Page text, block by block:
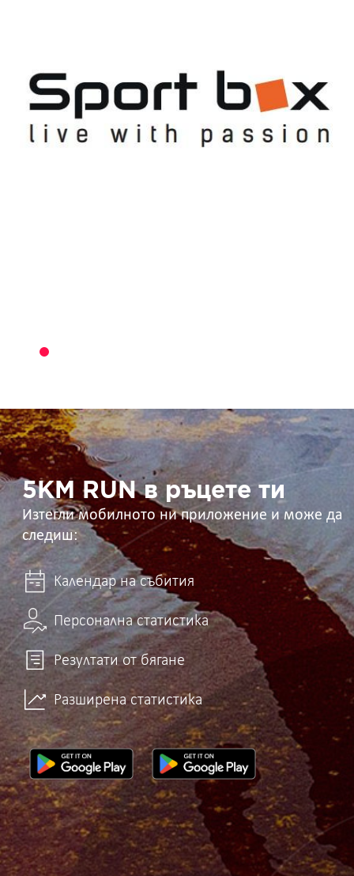
5KM
RUN
в
ръцете
ти 5KM RUN в ръцете ти
Изтегли мобилното ни приложение и може да
следиш:
Календар на събития
Персонална статистика
Резултати от бягане
Разширена статистика